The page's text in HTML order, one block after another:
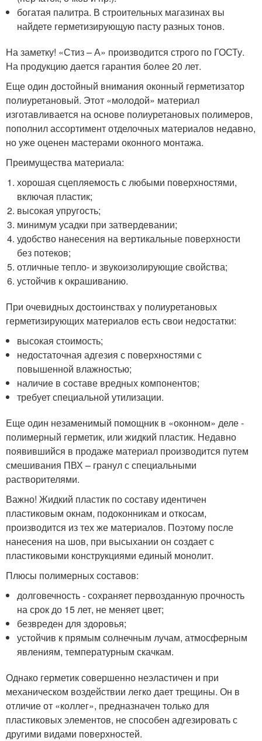
богатая палитра. В строительных магазинах вы
найдете герметизирующую пасту разных тонов.
На заметку! «Стиз – А» производится строго по ГОСТу.
На продукцию дается гарантия более 20 лет.
Еще один достойный внимания оконный герметизатор
полиуретановый. Этот «молодой» материал
изготавливается на основе полиуретановых полимеров,
пополнил ассортимент отделочных материалов недавно,
но уже оценен мастерами оконного монтажа.
Преимущества материала:
хорошая сцепляемость с любыми поверхностями,
включая пластик;
высокая упругость;
минимум усадки при затвердевании;
удобство нанесения на вертикальные поверхности
без потеков;
отличные тепло- и звукоизолирующие свойства;
устойчив к окрашиванию.
При очевидных достоинствах у полиуретановых
герметизирующих материалов есть свои недостатки:
высокая стоимость;
недостаточная адгезия с поверхностями с
повышенной влажностью;
наличие в составе вредных компонентов;
требует специальной утилизации.
Еще один незаменимый помощник в «оконном» деле -
полимерный герметик, или жидкий пластик. Недавно
появившийся в продаже материал производится путем
смешивания ПВХ – гранул с специальными
растворителями.
Важно! Жидкий пластик по составу идентичен
пластиковым окнам, подоконникам и откосам,
производится из тех же материалов. Поэтому после
нанесения на шов, при высыхании он создает с
пластиковыми конструкциями единый монолит.
Плюсы полимерных составов:
долговечность - сохраняет первозданную прочность
на срок до 15 лет, не меняет цвет;
безвреден для здоровья;
устойчив к прямым солнечным лучам, атмосферным
явлениям, температурным скачкам.
Однако герметик совершенно неэластичен и при
механическом воздействии легко дает трещины. Он в
отличие от «коллег», предназначен только для
пластиковых элементов, не способен адгезировать с
другими видами поверхностей.